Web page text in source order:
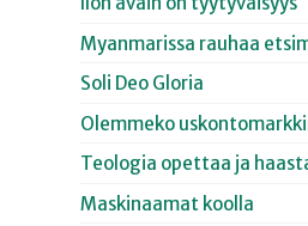
Myanmarissa rauhaa
Soli Deo Gloria
Olemmeko
Teologia opettaa ja
Maskinaamat koolla